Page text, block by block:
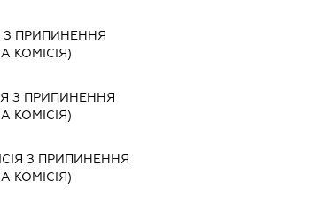
З ПРИПИНЕННЯ
КОМІСІЯ)
З ПРИПИНЕННЯ
КОМІСІЯ)
З ПРИПИНЕННЯ
КОМІСІЯ)